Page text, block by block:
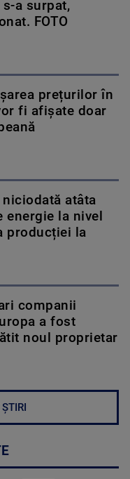
a surpat,
FOTO
prețurilor în
fi afișate doar
atâta
energie la nivel
producției la
companii
a fost
noul proprietar